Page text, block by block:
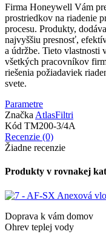
Firma Honeywell Vám
prostriedkov na riadenie
procesu. Produkty,
najvyššiu presnosť,
a údržbe. Tieto vlastnosti
všetkých pracovníkov
riešenia požiadaviek
svete.
Parametre
Značka AtlasFiltri
Kód TM200-3/4A
Recenzie (0)
Žiadne recenzie
Produkty v rovnakej
Doprava k vám domov
Ohrev teplej vody